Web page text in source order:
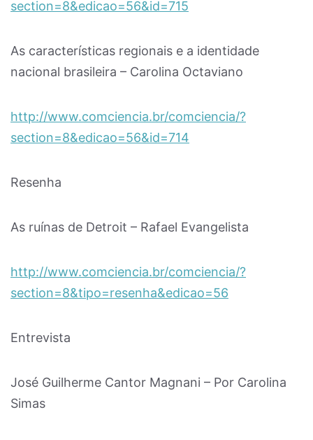
section=8&edicao=56&id=715
As características regionais e a identidade
nacional brasileira – Carolina Octaviano
http://www.comciencia.br/comciencia/?
section=8&edicao=56&id=714
Resenha
As ruínas de Detroit – Rafael Evangelista
http://www.comciencia.br/comciencia/?
section=8&tipo=resenha&edicao=56
Entrevista
José Guilherme Cantor Magnani – Por Carolina
Simas